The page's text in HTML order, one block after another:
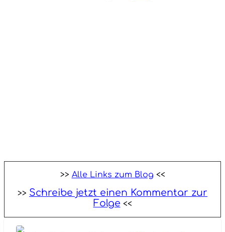
>> Alle Links zum Blog <<
>> Schreibe jetzt einen Kommentar zur
Folge <<